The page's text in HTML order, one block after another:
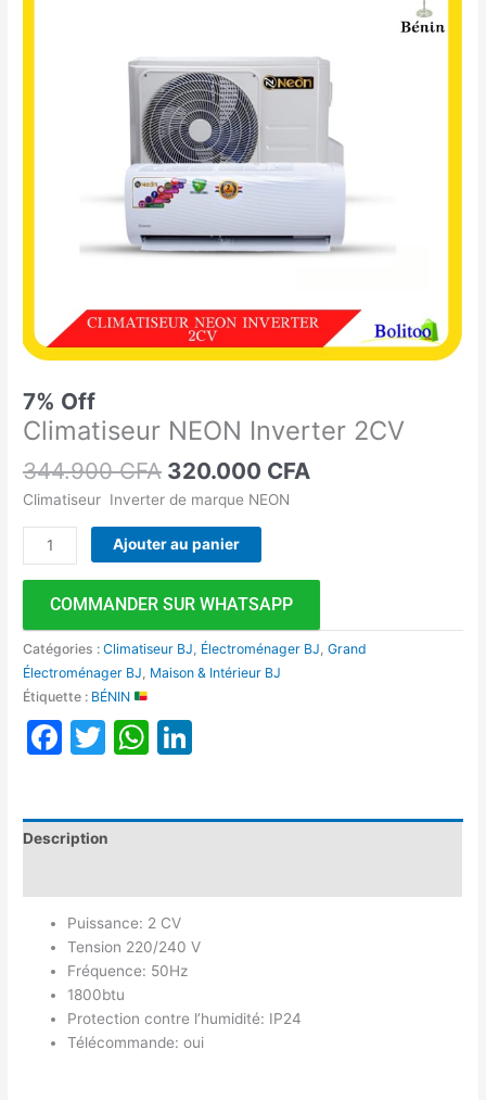
7% Off
Climatiseur NEON Inverter 2CV
344.900CFA 320.000 CFA
320.000 CFA.
Climatiseur Inverter de marque NEON
Ajouter au panier
COMMANDER SUR WHATSAPP
Catégories :Climatiseur BJ Électroménager BJ ,Grand
Électroménager BJ Maison & Intérieur BJ
Étiquette : BÉNIN
Facebook
TwitterWhatsApp
Description
Puissance: 2 CV
Tension 220/240 V
Fréquence: 50Hz
1800btu
Protection contre l’humidité: IP24
Télécommande: oui